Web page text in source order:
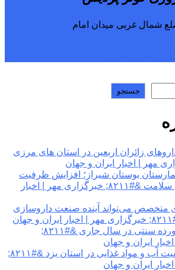
جستجو
زائران اربعین در استان های مرزی
بوستان شیراز؛ افزایش ظرفیت
خدمات تخصصی سلامت &#۸۲۱۱; خبرگزاری مهر | اخبار
متخصص می‌تواند آینده صنعت داروسازی
معرفی ۱۰۰ فرآورده سنتی در سال جاری &#۸۲۱۱;
ایران و جهان
پایش مستمر کیفیت آب و مواد غذایی در استان یزد &#۸۲۱۱;
ایران و جهان